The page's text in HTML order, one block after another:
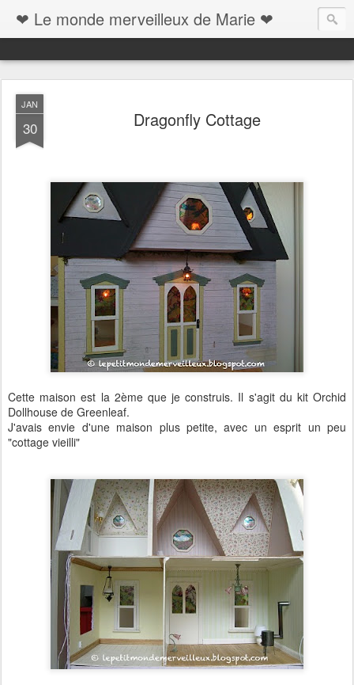
❤ Le monde merveilleux de Marie ❤
JAN
30 Dragonfly Cottage
Cette maison est la 2ème que je construis. Il s'agit du kit Orchid
Dollhouse de Greenleaf.
J'avais envie d'une maison plus petite, avec un esprit un peu
"cottage vieilli"